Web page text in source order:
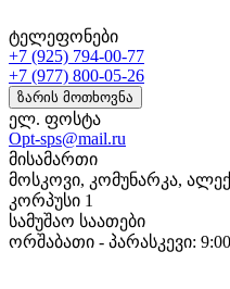
ტელეფონები
+7 (925) 794-00-77
+7 (977) 800-05-26
ზარის მოთხოვნა
ელ. ფოსტა
Opt-sps@mail.ru
მისამართი
მოსკოვი, კომუნარკა,
კორპუსი 1
სამუშაო საათები
ორშაბათი - პარასკევი: